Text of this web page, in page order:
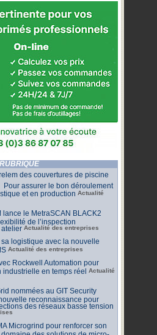
des couvertures de piscine
Pour assurer le bon déroulement
et en production Actualité
lance le MetraSCAN BLACK2
de l’inspection
Actualité des entreprises
logistique avec la nouvelle
Actualité des entreprises
Rockwell Automation pour
industrielle en temps réel Actualité
nommées au GIT Security
reconnaissance pour
des réseaux basse tension
Microgrind pour renforcer son
des solutions de micro-